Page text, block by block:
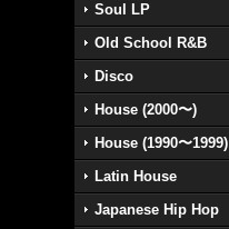
Soul LP
Old School R&B
Disco
House (2000〜)
House (1990〜1999)
Latin House
Japanese Hip Hop